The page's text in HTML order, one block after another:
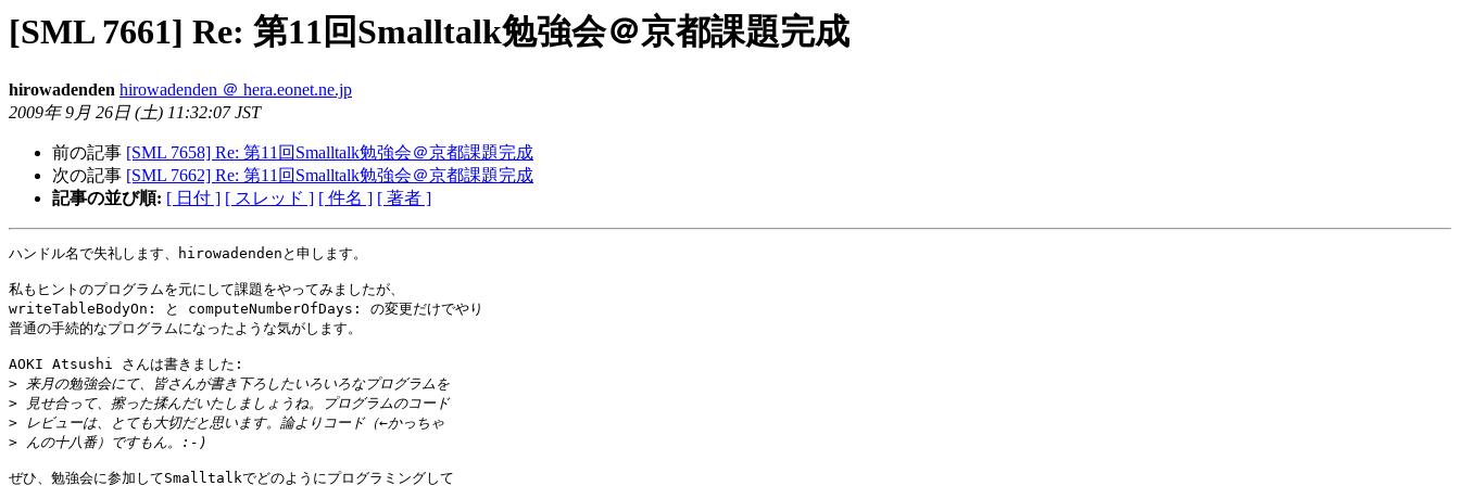
[SML 7661] Re: 第11回Smalltalk勉強会＠京都課題完成
hirowadenden hirowadenden ＠ hera.eonet.ne.jp
2009年 9月 26日 (土) 11:32:07 JST
前の記事 [SML 7658] Re: 第11回Smalltalk勉強会＠京都課題完成
次の記事 [SML 7662] Re: 第11回Smalltalk勉強会＠京都課題完成
記事の並び順: [ 日付 ] [ スレッド ] [ 件名 ] [ 著者 ]
ハンドル名で失礼します、hirowadendenと申します。
私もヒントのプログラムを元にして課題をやってみましたが、
writeTableBodyOn: と computeNumberOfDays: の変更だけでやり
普通の手続的なプログラムになったような気がします。
AOKI Atsushi さんは書きました:
>
>
>
>
ぜひ、勉強会に参加してSmalltalkでどのようにプログラミングして